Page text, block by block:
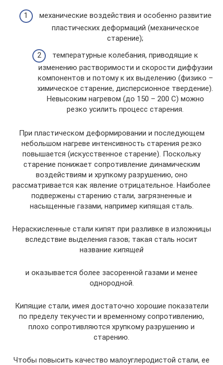
механические воздействия и особенно развитие
пластических деформаций (механическое
старение);
температурные колебания, приводящие к
изменению растворимости и скорости диффузии
компонентов и потому к их выделению (физико –
химическое старение, дисперсионное твердение).
Невысоким нагревом (до 150 – 200 С) можно
резко усилить процесс старения.
При пластическом деформировании и последующем
небольшом нагреве интенсивность старения резко
повышается (искусственное старение). Поскольку
старение понижает сопротивление динамическим
воздействиям и хрупкому разрушению, оно
рассматривается как явление отрицательное. Наиболее
подвержены старению стали, загрязненные и
насыщенные газами, например кипящая сталь.
Нераскисленные стали кипят при разливке в изложницы
вследствие выделения газов; такая сталь носит
название кипящей
и оказывается более засоренной газами и менее
однородной.
Кипящие стали, имея достаточно хорошие показатели
по пределу текучести и временному сопротивлению,
плохо сопротивляются хрупкому разрушению и
старению.
Чтобы повысить качество малоуглеродистой стали, ее